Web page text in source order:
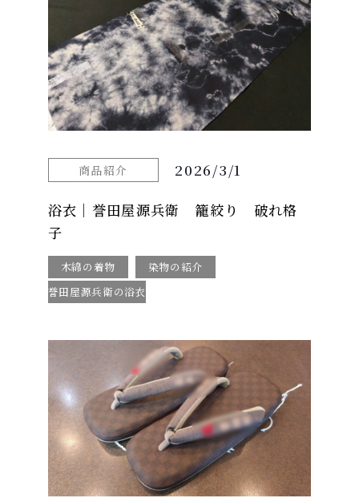
商品紹介 2026/3/1
浴衣｜誉田屋源兵衛 籠絞り 破れ格
子
木綿の着物
染物の紹介
誉田屋源兵衛の浴衣